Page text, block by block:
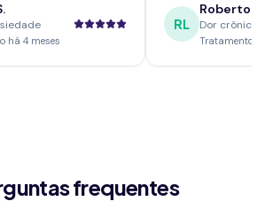
há 4 meses
RL
Roberto L.
Dor crônica
Tratamento há
frequentes